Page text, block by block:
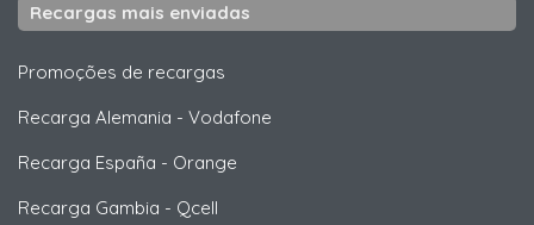
Recargas mais enviadas
Promoções de recargas
Recarga Alemania - Vodafone
Recarga España - Orange
Recarga Gambia - Qcell